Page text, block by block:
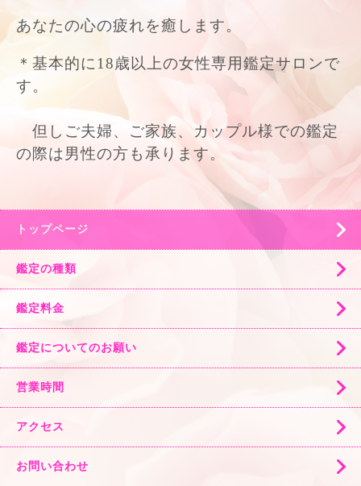
あなたの心の疲れを癒します。
＊基本的に18歳以上の女性専用鑑定サロンで
す。
但しご夫婦、ご家族、カップル様での鑑定
の際は男性の方も承ります。
トップページ
鑑定の種類
鑑定料金
鑑定についてのお願い
営業時間
アクセス
お問い合わせ